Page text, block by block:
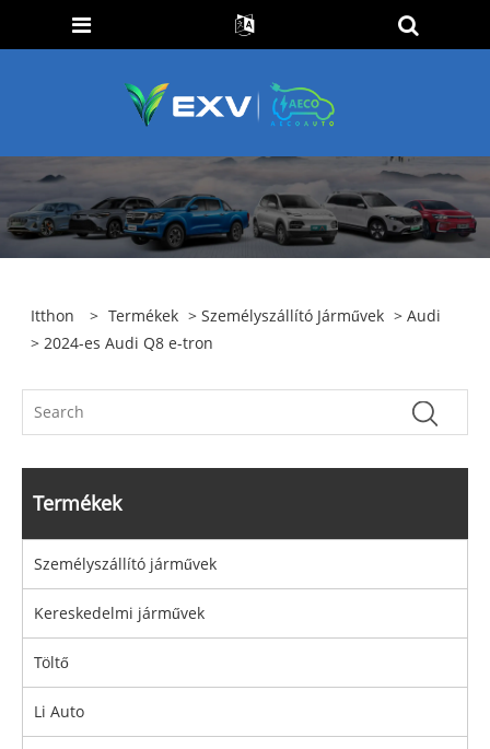
Itthon > Termékek >Személyszállító Járművek >Audi
> 2024-es Audi Q8 e-tron
Termékek
Személyszállító járművek
Kereskedelmi járművek
Töltő
Li Auto